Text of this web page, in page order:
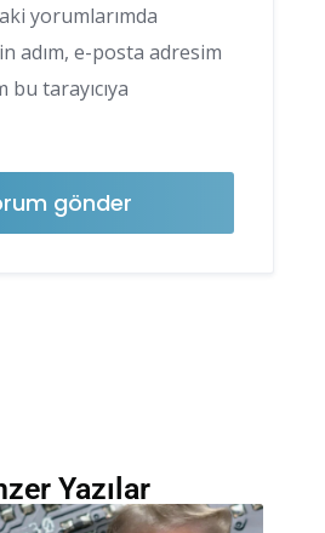
yorumlarımda
adım, e-posta adresim
tarayıcıya
Yazılar